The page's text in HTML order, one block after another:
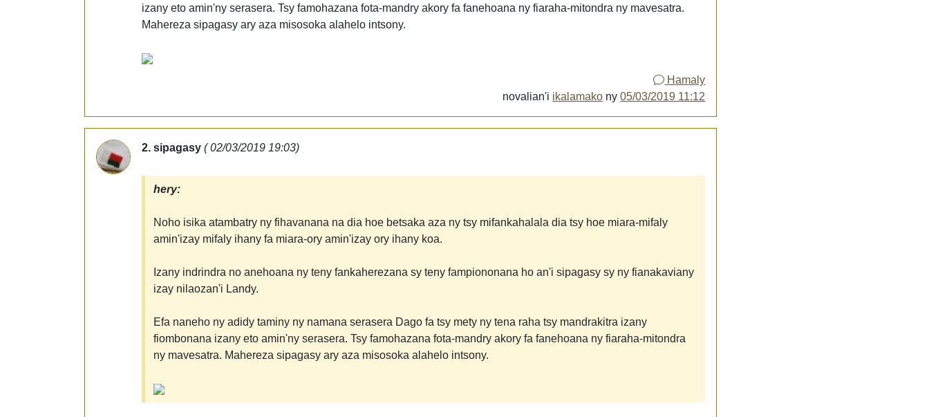
izany eto amin'ny serasera. Tsy famohazana fota-mandry akory fa fanehoana ny fiaraha-mitondra ny mavesatra.
Mahereza sipagasy ary aza misosoka alahelo intsony.
Hamaly
novalian'i ikalamako ny05/03/2019 11:12
2. sipagasy ( 02/03/2019 19:03)
hery:
Noho isika atambatry ny fihavanana na dia hoe betsaka aza ny tsy mifankahalala dia tsy hoe miara-mifaly
amin'izay mifaly ihany fa miara-ory amin'izay ory ihany koa.
Izany indrindra no anehoana ny teny fankaherezana sy teny fampiononana ho an'i sipagasy sy ny fianakaviany
izay nilaozan'i Landy.
Efa naneho ny adidy taminy ny namana serasera Dago fa tsy mety ny tena raha tsy mandrakitra izany
fiombonana izany eto amin'ny serasera. Tsy famohazana fota-mandry akory fa fanehoana ny fiaraha-mitondra
ny mavesatra. Mahereza sipagasy ary aza misosoka alahelo intsony.